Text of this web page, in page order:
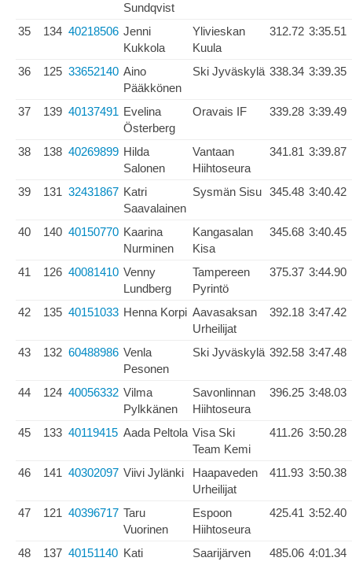
Sundqvist
35 134 40218506 Jenni
Kukkola
Ylivieskan
Kuula
312.72 3:35.51
36 125 33652140 Aino
Pääkkönen
Ski Jyväskylä 338.34 3:39.35
37 139 40137491 Evelina
Österberg
Oravais IF 339.28 3:39.49
38 138 40269899 Hilda
Salonen
Vantaan
Hiihtoseura
341.81 3:39.87
39 131 32431867 Katri
Saavalainen
Sysmän Sisu 345.48 3:40.42
40 140 40150770 Kaarina
Nurminen
Kangasalan
Kisa
345.68 3:40.45
41 126 40081410 Venny
Lundberg
Tampereen
Pyrintö
375.37 3:44.90
42 135 40151033 Henna Korpi Aavasaksan
Urheilijat
392.18 3:47.42
43 132 60488986 Venla
Pesonen
Ski Jyväskylä 392.58 3:47.48
44 124 40056332 Vilma
Pylkkänen
Savonlinnan
Hiihtoseura
396.25 3:48.03
45 133 40119415 Aada Peltola Visa Ski
Team Kemi
411.26 3:50.28
46 141 40302097 Viivi Jylänki
Haapaveden
Urheilijat
411.93 3:50.38
47 121 40396717 Taru
Vuorinen
Espoon
Hiihtoseura
425.41 3:52.40
48 137 40151140 Kati
Saarijärven
485.06 4:01.34